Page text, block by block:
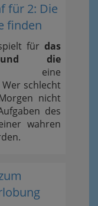
für 2: Die
finden
für das
und die
eine
schlecht
nicht
des
wahren